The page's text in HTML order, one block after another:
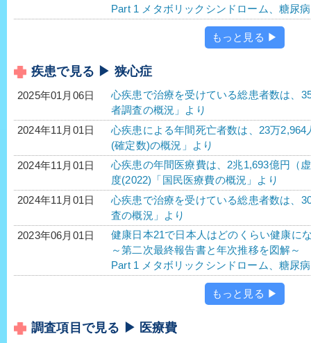
Part 1 メタボリックシンドローム、糖尿
もっと見る ▶
疾患で見る ▶ 狭心症
2025年01月06日
心疾患で治療を受けている総患者数は、
者調査の概況」より
2024年11月01日
心疾患による年間死亡者数は、23万
(確定数)の概況」より
2024年11月01日
心疾患の年間医療費は、2兆1,693億円（
度(2022)「国民医療費の概況」より
2024年11月01日
心疾患で治療を受けている総患者数は、
査の概況」より
2023年06月01日
健康日本21で日本人はどのくらい健康に
～第二次最終報告書と年次推移を図解～
Part 1 メタボリックシンドローム、糖尿
もっと見る ▶
調査項目で見る ▶ 医療費